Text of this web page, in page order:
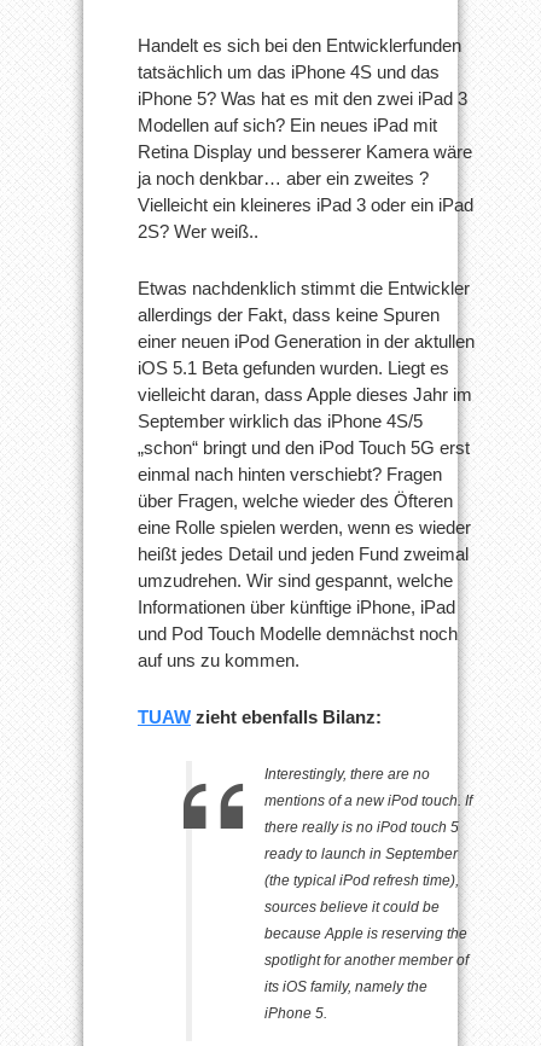
Handelt es sich bei den Entwicklerfunden
tatsächlich um das iPhone 4S und das
iPhone 5? Was hat es mit den zwei iPad 3
Modellen auf sich? Ein neues iPad mit
Retina Display und besserer Kamera wäre
ja noch denkbar… aber ein zweites ?
Vielleicht ein kleineres iPad 3 oder ein iPad
2S? Wer weiß..
Etwas nachdenklich stimmt die Entwickler
allerdings der Fakt, dass keine Spuren
einer neuen iPod Generation in der aktullen
iOS 5.1 Beta gefunden wurden. Liegt es
vielleicht daran, dass Apple dieses Jahr im
September wirklich das iPhone 4S/5
„schon“ bringt und den iPod Touch 5G erst
einmal nach hinten verschiebt? Fragen
über Fragen, welche wieder des Öfteren
eine Rolle spielen werden, wenn es wieder
heißt jedes Detail und jeden Fund zweimal
umzudrehen. Wir sind gespannt, welche
Informationen über künftige iPhone, iPad
und Pod Touch Modelle demnächst noch
auf uns zu kommen.
TUAW zieht ebenfalls Bilanz:
Interestingly, there are no
mentions of a new iPod touch. If
there really is no iPod touch 5
ready to launch in September
(the typical iPod refresh time),
sources believe it could be
because Apple is reserving the
spotlight for another member of
its iOS family, namely the
iPhone 5.